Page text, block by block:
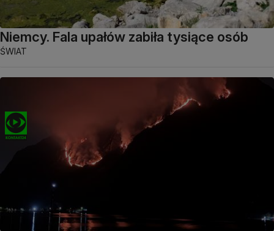
Niemcy. Fala upałów zabiła tysiące osób
ŚWIAT